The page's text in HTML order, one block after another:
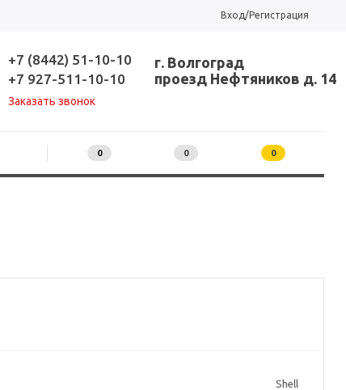
Вход/Регистрация
+7 (8442) 51-10-10
+7 927-511-10-10
Заказать звонок
г. Волгоград
проезд Нефтяников д. 14
0 0 0
Shell